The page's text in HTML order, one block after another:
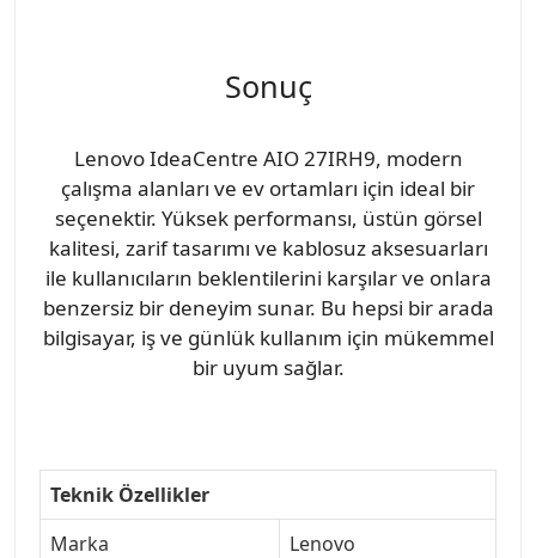
Sonuç
Lenovo IdeaCentre AIO 27IRH9, modern
çalışma alanları ve ev ortamları için ideal bir
seçenektir. Yüksek performansı, üstün görsel
kalitesi, zarif tasarımı ve kablosuz aksesuarları
ile kullanıcıların beklentilerini karşılar ve onlara
benzersiz bir deneyim sunar. Bu hepsi bir arada
bilgisayar, iş ve günlük kullanım için mükemmel
bir uyum sağlar.
Teknik Özellikler
Marka
Lenovo